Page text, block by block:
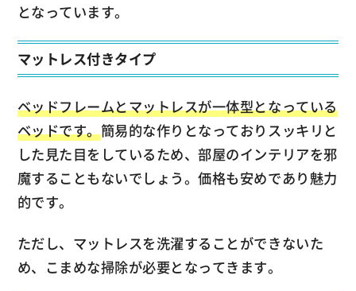
となっています。
マットレス付きタイプ
ベッドフレームとマットレスが一体型となっている
ベッドです。簡易的な作りとなっておりスッキリと
した見た目をしているため、部屋のインテリアを邪
魔することもないでしょう。価格も安めであり魅力
的です。
ただし、マットレスを洗濯することができないた
め、こまめな掃除が必要となってきます。